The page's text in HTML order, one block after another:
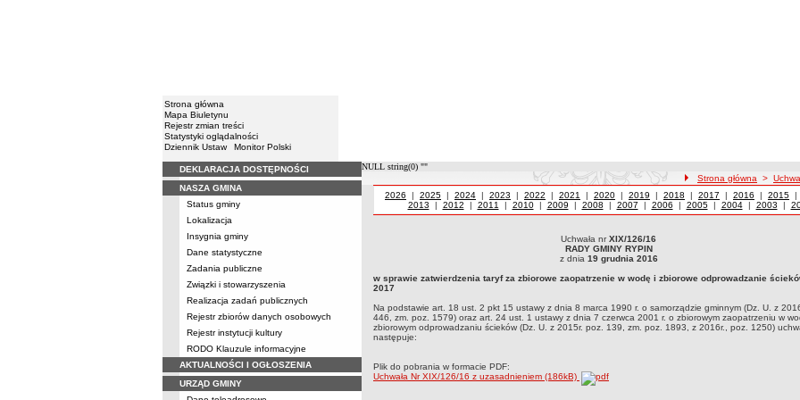
Strona główna
Mapa Biuletynu
Rejestr zmian treści
Statystyki oglądalności
Dziennik Ustaw
Monitor Polski
Menu
DEKLARACJA DOSTĘPNOŚCI
NASZA GMINA
Status gminy
Lokalizacja
Insygnia gminy
Dane statystyczne
Zadania publiczne
Związki i stowarzyszenia
Realizacja zadań publicznych
Rejestr zbiorów danych osobowych
Rejestr instytucji kultury
RODO Klauzule informacyjne
AKTUALNOŚCI I OGŁOSZENIA
URZĄD GMINY
NULL string(0) ""
ścieżka nawigacji
Strona główna >
Uchwały z roku
2026 | Uchwały z roku
2025 | Uchwały z roku
2024 | Uchwały z roku
2023 | Uchwały z roku
2022 | Uchwały z roku
2021 | Uchwały z roku
2020 | Uchwały z roku
2019 | Uchwały z roku
2018 | Uchwały z roku
2017 | Uchwały z roku
2016 | 2015 |
2013 | Uchwały z roku
2012 | Uchwały z roku
2011 | Uchwały z roku
2010| Uchwały z roku
2009 | Uchwały z roku
2008 | Uchwały z roku
2007 | Uchwały z roku
2006 | Uchwały z roku
2005| Uchwały z roku
2004| Uchwały z
2003 |
Uchwała nr XIX/126/16RADY GMINY RYPINz dnia 19 grudnia 2016w sprawie
2017Na podstawie art. 18 ust. 2 pkt 15 ustawy z dnia 8 marca 1990 r. o samorządzie
2001 r. o zbiorowym zaopatrzeniu w wodę i zbiorowym odprowadzaniu ścieków (Dz. U. z
Uchwała nrXIX/126/16
RADY GMINY RYPIN
z dnia 19 grudnia 2016
w sprawie zatwierdzenia taryf za zbiorowe zaopatrzenie w wodę i zbiorowe odprowadzanie
2017
Na podstawie art. 18 ust. 2 pkt 15 ustawy z dnia 8 marca 1990 r. o samorządzie gminnym (Dz. U. z
446, zm. poz. 1579) oraz art. 24 ust. 1 ustawy z dnia 7 czerwca 2001 r. o zbiorowym zaopatrzeniu w
zbiorowym odprowadzaniu ścieków (Dz. U. z 2015r. poz. 139, zm. poz. 1893, z 2016r., poz. 1250)
następuje:
Plik do pobrania w formacie PDF:
Uchwała Nr XIX/126/16 z uzasadnieniem (186kB)